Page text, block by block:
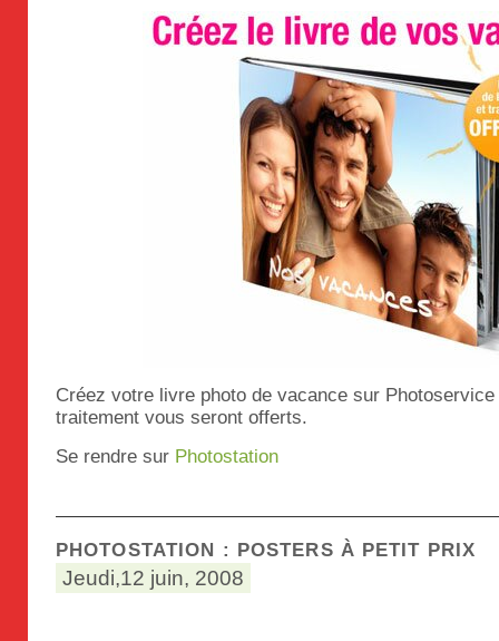
Créez votre livre photo de vacance sur
traitement vous seront offerts.
Se rendre sur Photostation
PHOTOSTATION : POSTERS À PETIT PRIX
Jeudi,12 juin, 2008